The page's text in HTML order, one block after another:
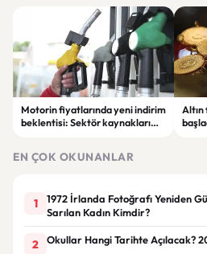
Motorin fiyatlarında yeni indirim
beklentisi: Sektör kaynakları
EN ÇOK OKUNANLAR
1
1972 İrlanda Fotoğrafı Yeniden
Sarılan Kadın Kimdir?
2 Okullar Hangi Tarihte Açılacak?